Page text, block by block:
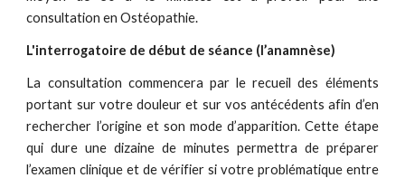
consultation en Ostéopathie.
L'interrogatoire de début de séance (l’anamnèse)
La consultation commencera par le recueil des éléments
portant sur votre douleur et sur vos antécédents afin d’en
rechercher l’origine et son mode d’apparition. Cette étape
qui dure une dizaine de minutes permettra de préparer
l’examen clinique et de vérifier si votre problématique entre